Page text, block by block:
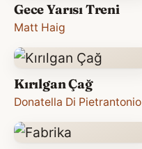
Gece Yarısı Treni
Matt Haig
Kırılgan Çağ
Donatella Di Pietrantonio